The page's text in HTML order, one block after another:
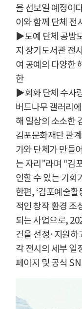
을 선보일 예정이
이와 함께 단체 전
▶도예 단체 공방
지 장기도서관 전
여 공예의 다양한
한
▶회화 단체 수사
버드나무 갤러리
해 일상의 소소한
김포문화재단 관
가와 단체가 만들
는 자리 ”라며 “김
인할 수 있는 기회
한편, ‘김포예술활
적인 창작 환경 조
되는 사업으로,
건을 선정 ·지원하
각 전시의 세부 일
페이지 및 공식